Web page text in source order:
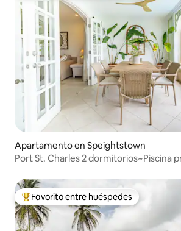
Apartamento en Speightstown
Port St. Charles 2 dormitorios~Piscina
Favorito entre huéspedes preferido
Favorito entre huéspedes